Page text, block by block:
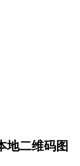
地二维码图